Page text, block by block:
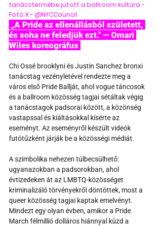
tanácstermébe jutott a ballroom kultúra -
Fotó: X - @NYCCouncil
„A Pride az ellenállásból született,
és soha ne feledjük ezt." — Omari
Wiles koreográfus
Chi Ossé brooklyni és Justin Sanchez bronxi
tanácstag vezényletével rendezte meg a
város első Pride Ballját, ahol vogue táncosok
és a ballroom közösség tagjai sétáltak végig
a tanácstagok padsorai között, a közönség
vastapssal és kiáltásokkal kísérte az
eseményt. Az eseményről készült videók
futótűzként járják be a közösségi médiát.
A szimbolika nehezen túlbecsülhető:
ugyanazokban a padsorokban, ahol
évtizedeken át az LMBTQ-közösséget
kriminalizáló törvényekről döntöttek, most a
queer közösség tagjai kaptak emelvényt.
Mindezt egy olyan évben, amikor a Pride
March félmillió dolláros hiánnyal küzd a